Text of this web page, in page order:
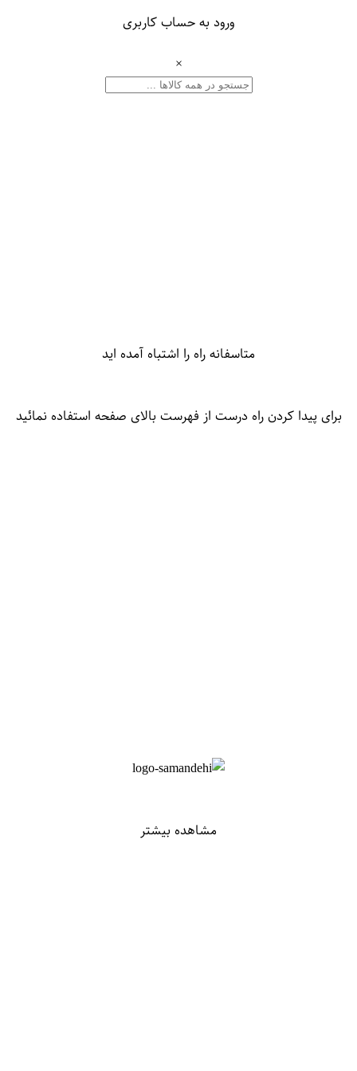
ورود به حساب کاربری
×
متاسفانه راه را اشتباه آمده اید
برای پیدا کردن راه درست از فهرست بالای صفحه استفاده نمائید
مشاهده بیشتر